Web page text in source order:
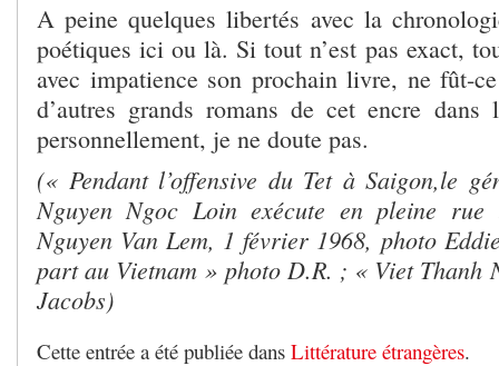
A peine quelques libertés avec la
poétiques ici ou là. Si tout n’est pas exact,
avec impatience son prochain livre, ne fût-
d’autres grands romans de cet encre
personnellement, je ne doute pas.
(« Pendant l’offensive du Tet à Saigon,le
Nguyen Ngoc Loin exécute en pleine
Nguyen Van Lem, 1 février 1968, photo
part au Vietnam » photo D.R. ; « Viet Thanh
Jacobs)
Cette entrée a été publiée dans Littérature étrangères.